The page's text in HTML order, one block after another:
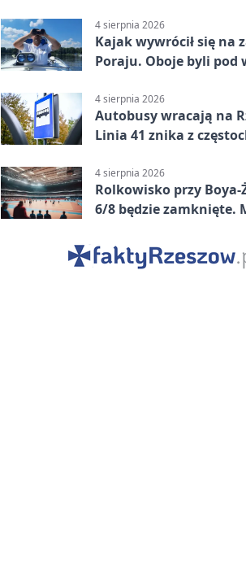
4 sierpnia 2026
Kajak wywrócił się na
Poraju. Oboje byli pod
4 sierpnia 2026
Autobusy wracają na
Linia 41 znika z
4 sierpnia 2026
Rolkowisko przy Boya-
6/8 będzie zamknięte.